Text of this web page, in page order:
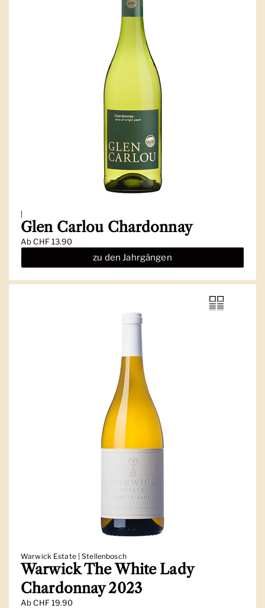
|
Glen Carlou Chardonnay
AbCHF 13.90
zu den Jahrgängen
Warwick Estate | Stellenbosch
Warwick The White Lady
Chardonnay 2023
AbCHF 19.90